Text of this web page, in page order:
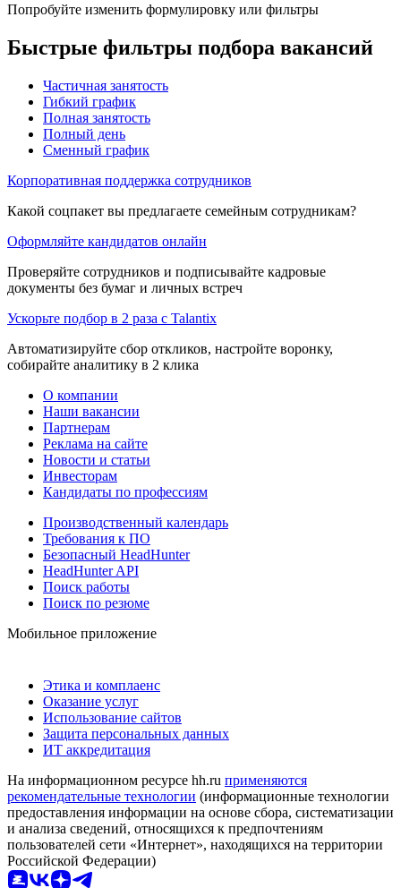
Попробуйте изменить формулировку или фильтры
Быстрые фильтры подбора вакансий
Частичная занятость
Гибкий график
Полная занятость
Полный день
Сменный график
Корпоративная поддержка сотрудников
Какой соцпакет вы предлагаете семейным сотрудникам?
Оформляйте кандидатов онлайн
Проверяйте сотрудников и подписывайте кадровые
документы без бумаг и личных встреч
Ускорьте подбор в 2 раза с Talantix
Автоматизируйте сбор откликов, настройте воронку,
собирайте аналитику в 2 клика
О компании
Наши вакансии
Партнерам
Реклама на сайте
Новости и статьи
Инвесторам
Кандидаты по профессиям
Производственный календарь
Требования к ПО
Безопасный HeadHunter
HeadHunter API
Поиск работы
Поиск по резюме
Мобильное приложение
Этика и комплаенс
Оказание услуг
Использование сайтов
Защита персональных данных
ИТ аккредитация
На информационном ресурсе hh.ru применяются
рекомендательные технологии (информационные технологии
предоставления информации на основе сбора, систематизации
и анализа сведений, относящихся к предпочтениям
пользователей сети «Интернет», находящихся на территории
Российской Федерации)